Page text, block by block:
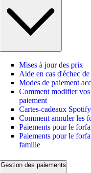
Mises à jour des prix
Aide en cas d'échec
Modes de paiement
Comment modifier vos
paiement
Cartes-cadeaux Spotify
Comment annuler les
Paiements pour le
Paiements pour le
famille
Gestion des paiements